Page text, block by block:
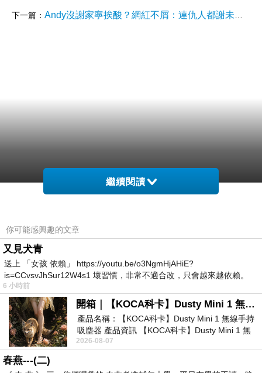
下一篇： Andy沒謝家寧挨酸？網紅不屑：連仇人都謝未免太鄉愿 曝最該感謝「他」
繼續閱讀
你可能感興趣的文章
又見犬青
送上 「女孩 依賴」 https://youtu.be/o3NgmHjAHiE?
is=CCvsvJhSur12W4s1 壞習慣，非常不適合改，只會越來越依賴。
我害怕的
6 小時前
開箱｜【KOCA科卡】Dusty Mini 1 無線手持吸塵器
產品名稱：【KOCA科卡】Dusty Mini 1 無線手持
吸塵器 產品資訊 【KOCA科卡】Dusty Mini 1 無
線手持吸塵器評語： 能吸、能吹兼具兩
2026-08-07
春燕---(二)